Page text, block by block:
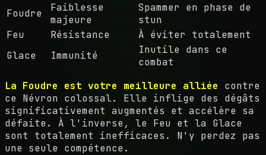
Foudre
Faiblesse
majeure
Spammer en phase de
stun
Feu
Résistance
À éviter totalement
Glace
Immunité
Inutile dans ce
combat
La Foudre est votre meilleure alliée contre
ce Névron colossal. Elle inflige des dégâts
significativement augmentés et accélère sa
défaite. À l'inverse, le Feu et la Glace
sont totalement inefficaces. N'y perdez pas
une seule compétence.